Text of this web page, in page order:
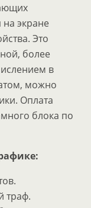
экране
Это
более
в
можно
Оплата
блока по
траф.